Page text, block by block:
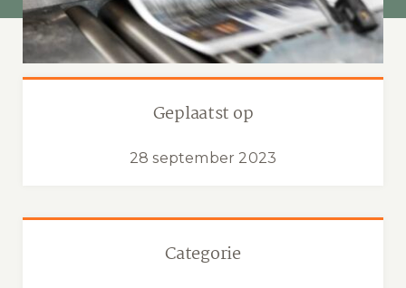
Categorie
Geplaatst op
28 september 2023